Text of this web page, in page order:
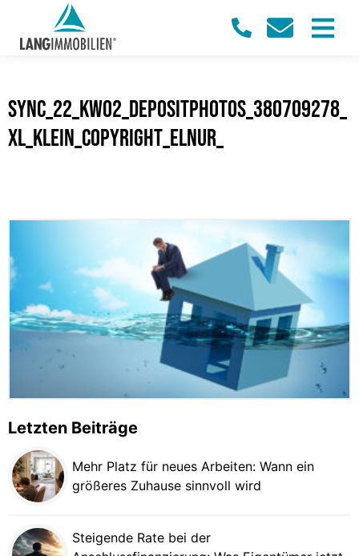
sync_22_KW02_Depositphotos_380709278_
XL_klein_Copyright_Elnur_
Letzten Beiträge
Mehr Platz für neues Arbeiten: Wann ein
größeres Zuhause sinnvoll wird
Steigende Rate bei der